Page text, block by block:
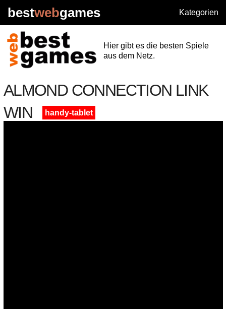
bestwebgames Kategorien
Hier gibt es die besten Spiele
aus dem Netz.
ALMOND CONNECTION LINK
WIN
handy-tablet